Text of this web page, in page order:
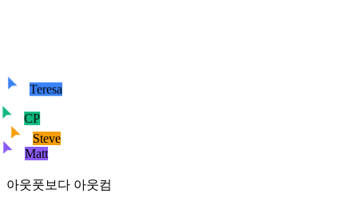
Teresa
CP
Steve
Matt
아웃풋보다 아웃컴